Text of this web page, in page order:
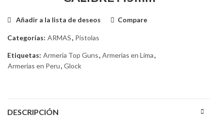
Añadir a la lista de deseos Compare
Categorías: ARMAS, Pistolas
Etiquetas: Armeria Top Guns, Armerias en Lima,
Armerias en Peru, Glock
DESCRIPCIÓN